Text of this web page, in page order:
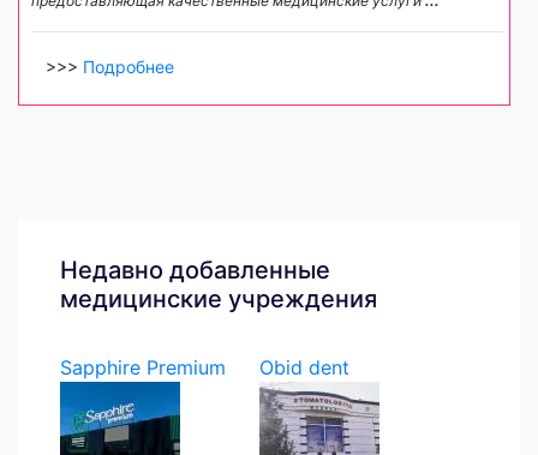
>>> Подробнее
Недавно добавленные
медицинские учреждения
Sapphire Premium Obid dent